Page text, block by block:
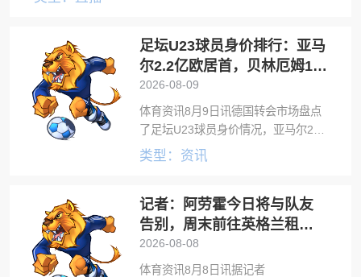
足坛U23球员身价排行：亚马
尔2.2亿欧居首，贝林厄姆1.6
亿欧次之
2026-08-09
体育资讯8月9日讯德国转会市场盘点
了足坛U23球员身价情况，亚马尔2.2
亿欧元高居榜首，贝林厄姆1.6亿欧元
2.2亿欧元2、贝林厄姆（
类型：资讯
记者：阿劳霍今日将与队友
告别，周末前往英格兰租借
加盟利物浦
2026-08-08
体育资讯8月8日讯据记者